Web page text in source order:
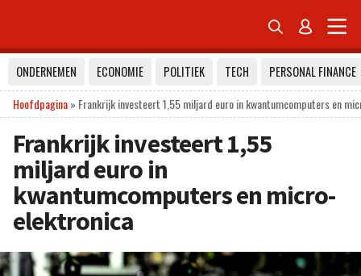
 
ONDERNEMEN ECONOMIE POLITIEK TECH
PERSONAL FINANCE
Hoofdpagina» Frankrijk investeert 1,55 miljard euro in kwantumcomputers en
Frankrijk investeert 1,55
miljard euro in
kwantumcomputers en micro-
elektronica